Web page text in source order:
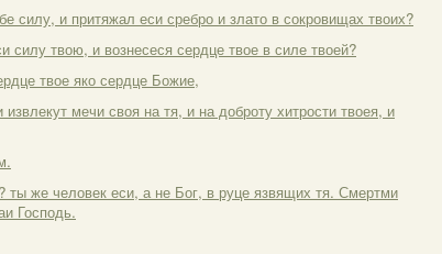
силу, и притяжал еси сребро и злато в сокровищах твоих?
силу твою, и вознесеся сердце твое в силе твоей?
твое яко сердце Божие,
мечи своя на тя, и на доброту хитрости твоея, и
же человек еси, а не Бог, в руце язвящих тя. Смертми
Господь.